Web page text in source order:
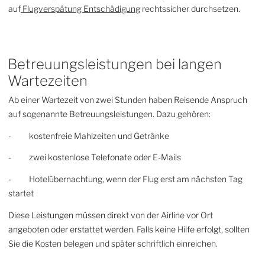
auf Flugverspätung Entschädigung rechtssicher durchsetzen.
Betreuungsleistungen bei langen
Wartezeiten
Ab einer Wartezeit von zwei Stunden haben Reisende Anspruch
auf sogenannte Betreuungsleistungen. Dazu gehören:
- kostenfreie Mahlzeiten und Getränke
- zwei kostenlose Telefonate oder E-Mails
- Hotelübernachtung, wenn der Flug erst am nächsten Tag
startet
Diese Leistungen müssen direkt von der Airline vor Ort
angeboten oder erstattet werden. Falls keine Hilfe erfolgt, sollten
Sie die Kosten belegen und später schriftlich einreichen.